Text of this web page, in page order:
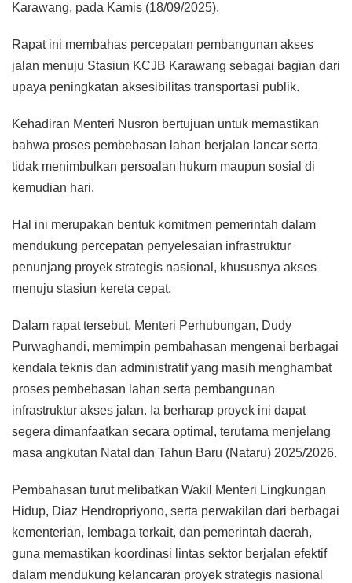
Karawang, pada Kamis (18/09/2025).
Rapat ini membahas percepatan pembangunan akses
jalan menuju Stasiun KCJB Karawang sebagai bagian dari
upaya peningkatan aksesibilitas transportasi publik.
Kehadiran Menteri Nusron bertujuan untuk memastikan
bahwa proses pembebasan lahan berjalan lancar serta
tidak menimbulkan persoalan hukum maupun sosial di
kemudian hari.
Hal ini merupakan bentuk komitmen pemerintah dalam
mendukung percepatan penyelesaian infrastruktur
penunjang proyek strategis nasional, khususnya akses
menuju stasiun kereta cepat.
Dalam rapat tersebut, Menteri Perhubungan, Dudy
Purwaghandi, memimpin pembahasan mengenai berbagai
kendala teknis dan administratif yang masih menghambat
proses pembebasan lahan serta pembangunan
infrastruktur akses jalan. Ia berharap proyek ini dapat
segera dimanfaatkan secara optimal, terutama menjelang
masa angkutan Natal dan Tahun Baru (Nataru) 2025/2026.
Pembahasan turut melibatkan Wakil Menteri Lingkungan
Hidup, Diaz Hendropriyono, serta perwakilan dari berbagai
kementerian, lembaga terkait, dan pemerintah daerah,
guna memastikan koordinasi lintas sektor berjalan efektif
dalam mendukung kelancaran proyek strategis nasional